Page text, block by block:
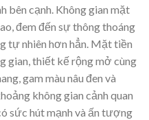
bên cạnh. Không gian mặt
đem đến sự thông thoáng
tự nhiên hơn hẳn. Mặt tiền
thiết kế rộng mở cùng
gam màu nâu đen và
không gian cảnh quan
sức hút mạnh và ấn tượng